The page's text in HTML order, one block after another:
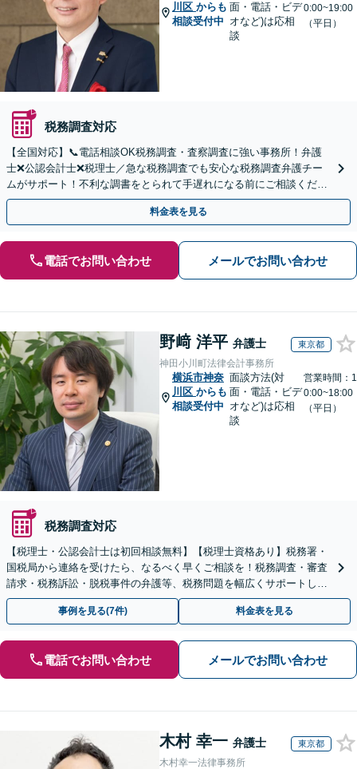
川区 からも
相談受付中
面・電話・ビデ
オなど)は応相
談
0:00~19:00
（平日）
税務調査対応
【全国対応】📞電話相談OK税務調査・査察調査に強い事務所！弁護
士❌公認会計士❌税理士／急な税務調査でも安心な税務調査弁護チー
ムがサポート！不利な調書をとられて手遅れになる前にご相談くださ
い。
料金表を見る
電話でお問い合わせ メールでお問い合わせ
野﨑 洋平 弁護士 東京都
神田小川町法律会計事務所
横浜市神奈
川区 からも
相談受付中
面談方法(対
面・電話・ビデ
オなど)は応相
談
営業時間：1
0:00~18:00
（平日）
税務調査対応
【税理士・公認会計士は初回相談無料】【税理士資格あり】税務署・
国税局から連絡を受けたら、なるべく早くご相談を！税務調査・審査
請求・税務訴訟・脱税事件の弁護等、税務問題を幅広くサポートしま
す【電話受付：平日10時～21時】【税務調査に注力】
事例を見る(7件) 料金表を見る
電話でお問い合わせ メールでお問い合わせ
木村 幸一 弁護士 東京都
木村幸一法律事務所